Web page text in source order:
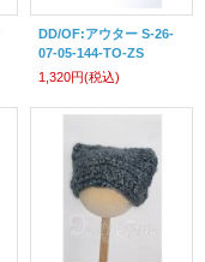
DD/OF:アウター S-26-
07-05-144-TO-ZS
1,320円(税込)